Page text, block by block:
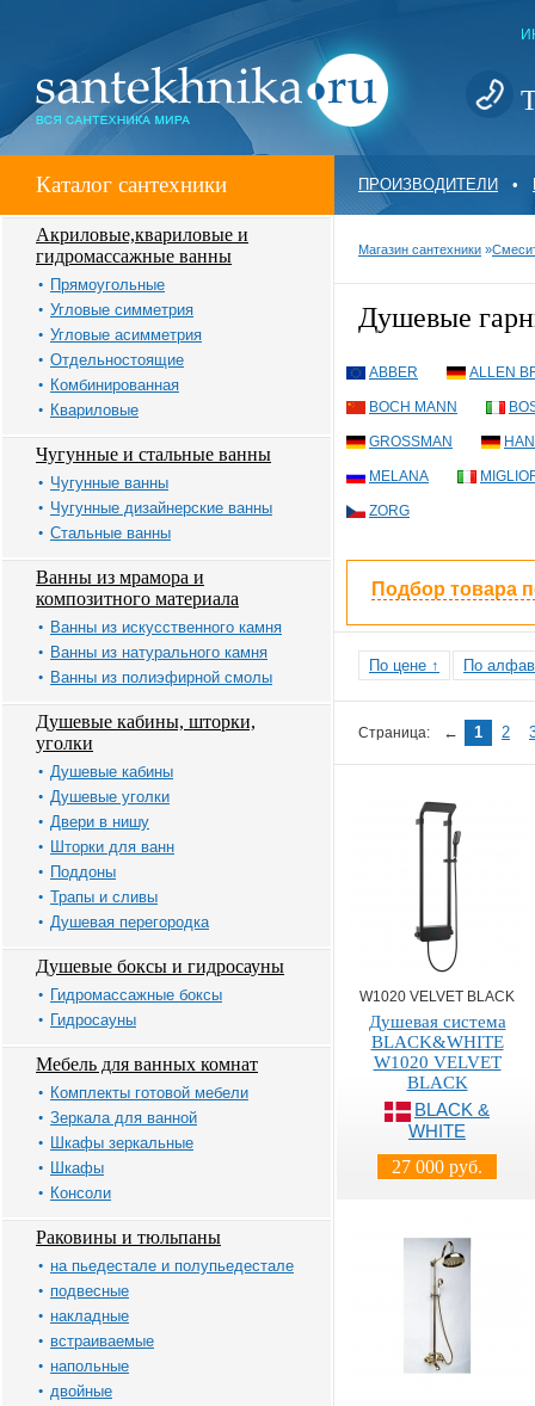
Каталог сантехники ПРОИЗВОДИТЕЛИ •
Акриловые,квариловые и
гидромассажные ванны
Прямоугольные
Угловые симметрия
Угловые асимметрия
Отдельностоящие
Комбинированная
Квариловые
Чугунные и стальные ванны
Чугунные ванны
Чугунные дизайнерские ванны
Стальные ванны
Ванны из мрамора и
композитного материала
Ванны из искусственного камня
Ванны из натурального камня
Ванны из полиэфирной смолы
Душевые кабины, шторки,
уголки
Душевые кабины
Душевые уголки
Двери в нишу
Шторки для ванн
Поддоны
Трапы и сливы
Душевая перегородка
Душевые боксы и гидросауны
Гидромассажные боксы
Гидросауны
Мебель для ванных комнат
Комплекты готовой мебели
Зеркала для ванной
Шкафы зеркальные
Шкафы
Консоли
Раковины и тюльпаны
на пьедестале и полупьедестале
подвесные
накладные
встраиваемые
напольные
двойные
Магазин сантехники »
Душевые
ABBER ALLEN
BOCH MANN
GROSSMAN
MELANA
ZORG
Подбор товара
По цене ↑ По
Страница: ← 1 2
W1020 VELVET BLACK
Душевая система
BLACK&WHITE
W1020 VELVET
BLACK
BLACK &
WHITE
27 000 руб.